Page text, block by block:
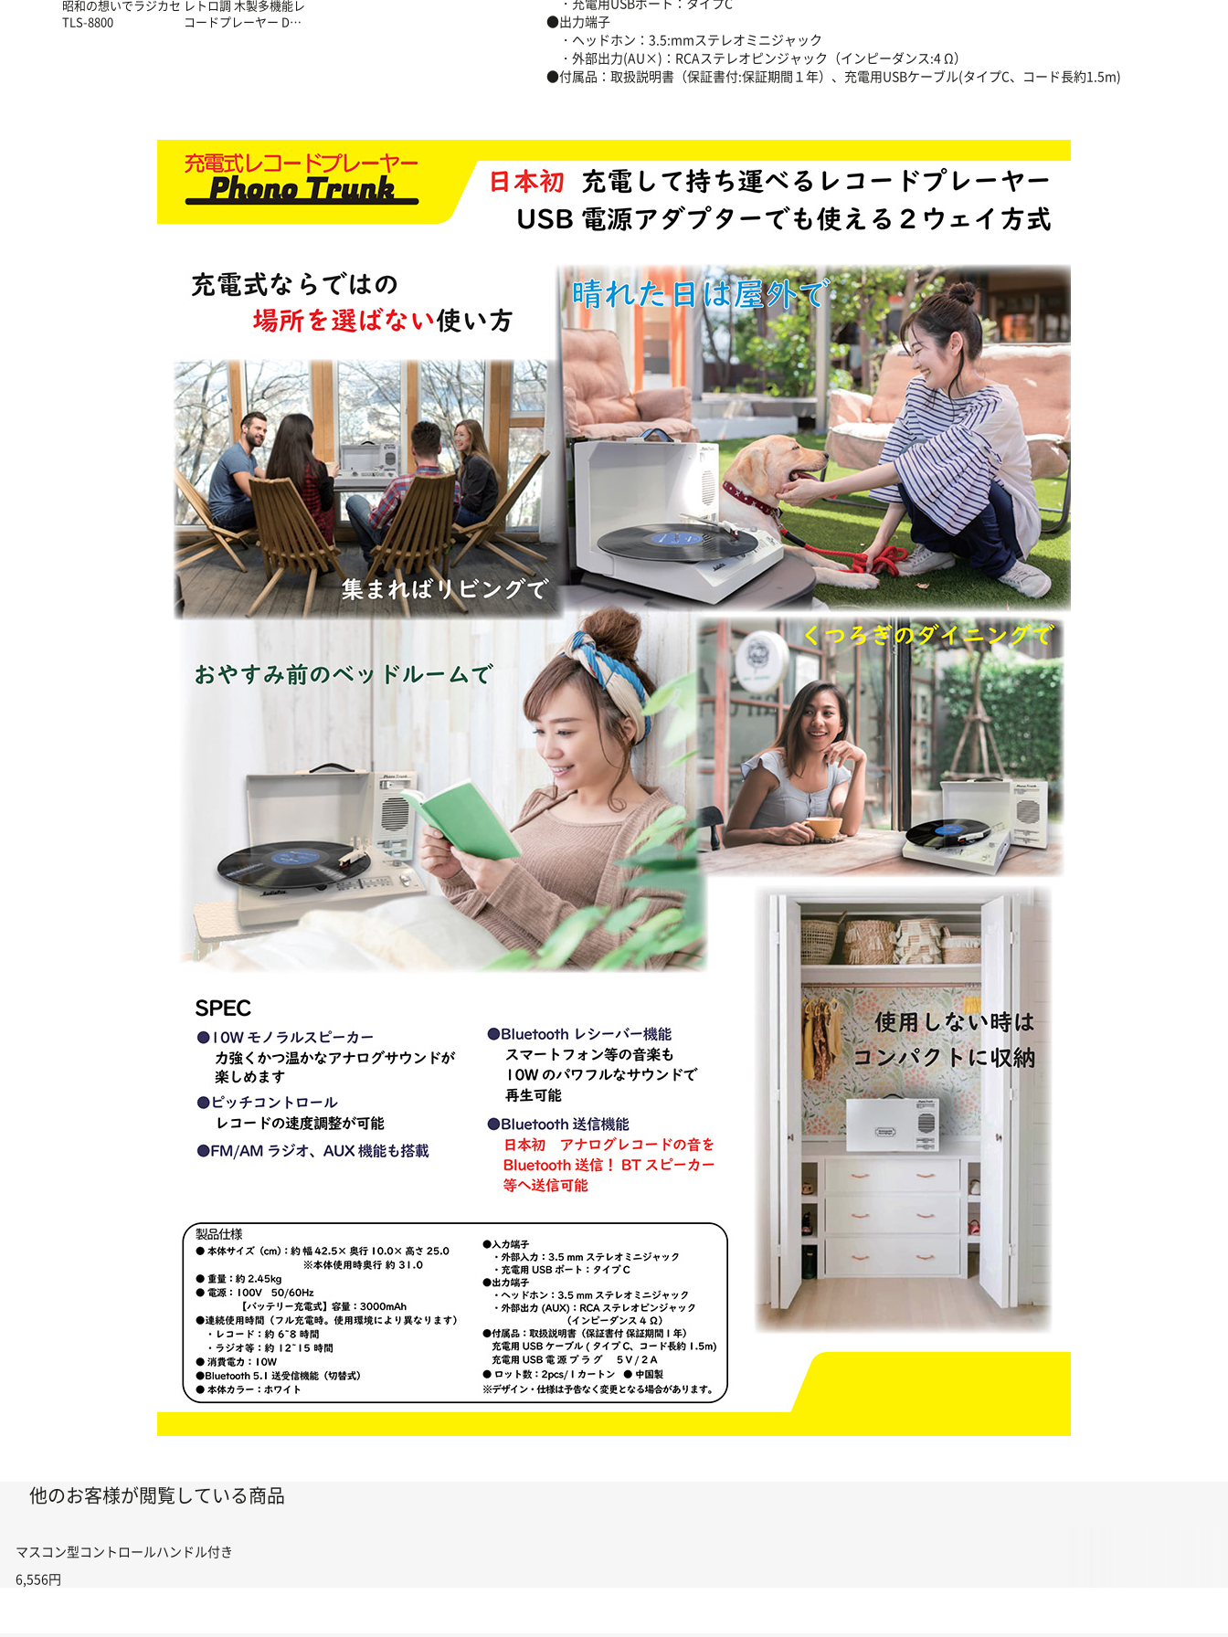
昭和の想いでラジカセ
TLS-8800
レトロ調 木製多機能レ
コードプレーヤー DS-
●出力端子
・ヘッドホン：3.5:mmステレオミニジャック
・外部出力(AU×)：RCAステレオピンジャック（インピーダンス:4 Ω）
●付属品：取扱説明書（保証書付:保証期間１年）、充電用USBケーブル(タイプC、コード長約1.5m)
他のお客様が閲覧している商品
マスコン型コントロールハンドル付き コントローラー＆ポイント切り替えスイッチRC-02/C002 /A062
6,556円